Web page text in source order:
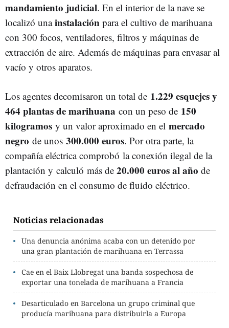
mandamiento judicial. En el interior de la nave se
localizó unainstalación para el cultivo de marihuana
con 300 focos, ventiladores, filtros y máquinas de
extracción de aire. Además de máquinas para envasar al
vacío y otros aparatos.
Los agentes decomisaron un total de 1.229 esquejes y
464 plantas de marihuana con un peso de 150
kilogramos y un valor aproximado en el mercado
negro de unos 300.000 euros. Por otra parte, la
compañía eléctrica comprobó la conexión ilegal de la
plantación y calculó más de 20.000 euros al año de
defraudación en el consumo de fluido eléctrico.
Noticias relacionadas
Una denuncia anónima acaba con un detenido por
una gran plantación de marihuana en Terrassa
Cae en el Baix Llobregat una banda sospechosa de
exportar una tonelada de marihuana a Francia
Desarticulado en Barcelona un grupo criminal que
producía marihuana para distribuirla a Europa